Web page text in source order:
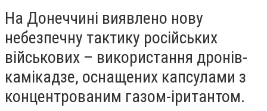
На Донеччині виявлено нову
небезпечну тактику російських
військових – використання дронів-
камікадзе, оснащених капсулами з
концентрованим газом-іритантом.